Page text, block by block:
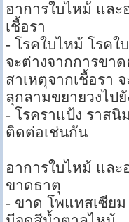
อาการใบไหม้ และ
เชื้อรา
- โรคใบไหม้ โรค
จะต่างจากการขา
สาเหตุจากเชื้อรา
ลุกลามขยายวงไปยั
- โรคราแป้ง ราสนิ
ติดต่อเช่นกัน
อาการใบไหม้ และ
ขาดธาตุ
- ขาด โพแทสเซีย